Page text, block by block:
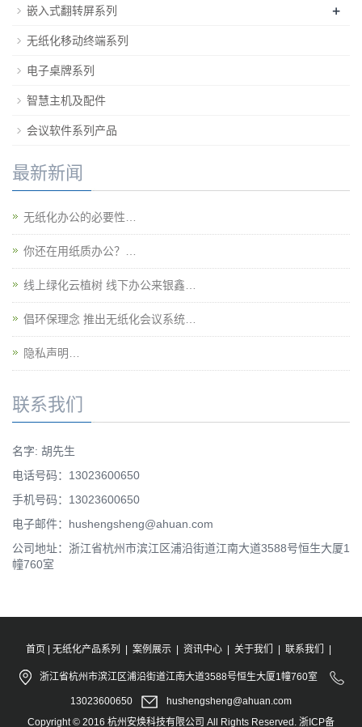
嵌入式翻转屏系列 +
无纸化移动终端系列
电子桌牌系列
智慧主机及配件
会议软件系列产品
最新新闻
无纸化办公的必要性…
你还在用纸质办公？…
线上绿化云植树 线下办公来银鑫…
倡环保理念 推出无纸化会议系统…
隐私声明…
联系我们
名字: 胡先生
电话号码：13023600650
手机号码：13023600650
电子邮件：hushengsheng@ahuan.com
公司地址：浙江省杭州市滨江区浦沿街道江南大道3588号恒生大厦1
幢760室
首页 无纸化产品系列 案例展示 资讯中心 关于我们 联系我们
浙江省杭州市滨江区浦沿街道江南大道3588号恒生大厦1幢760室
13023600650
hushengsheng@ahuan.com
Copyright © 2016 杭州安焕科技有限公司 All Rights Reserved. 浙ICP备